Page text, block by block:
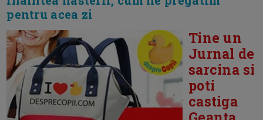
pentru acea zi
Tine un
Jurnal de
sarcina si
poti
castiga